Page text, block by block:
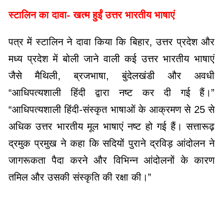
स्टालिन का दावा- खत्म हुईं उत्तर भारतीय भाषाएं
पत्र में स्टालिन ने दावा किया कि बिहार, उत्तर प्रदेश और
मध्य प्रदेश में बोली जाने वाली कई उत्तर भारतीय भाषाएं
जैसे मैथिली, ब्रजभाषा, बुंदेलखंडी और अवधी
“आधिपत्यशाली हिंदी द्वारा नष्ट कर दी गई हैं।”
“आधिपत्यशाली हिंदी-संस्कृत भाषाओं के आक्रमण से 25 से
अधिक उत्तर भारतीय मूल भाषाएं नष्ट हो गई हैं। सत्तारूढ़
द्रमुक प्रमुख ने कहा कि सदियों पुराने द्रविड़ आंदोलन ने
जागरूकता पैदा करने और विभिन्न आंदोलनों के कारण
तमिल और उसकी संस्कृति की रक्षा की।”